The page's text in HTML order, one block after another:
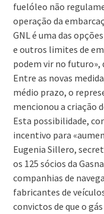
fuelóleo não
operação da
GNL é uma das
e outros limites de
podem vir no futuro»,
Entre as novas
médio prazo, o
mencionou a criação
Esta possibilidade,
incentivo para
Eugenia Sillero,
os 125 sócios da
companhias de
fabricantes de
convictos de que o